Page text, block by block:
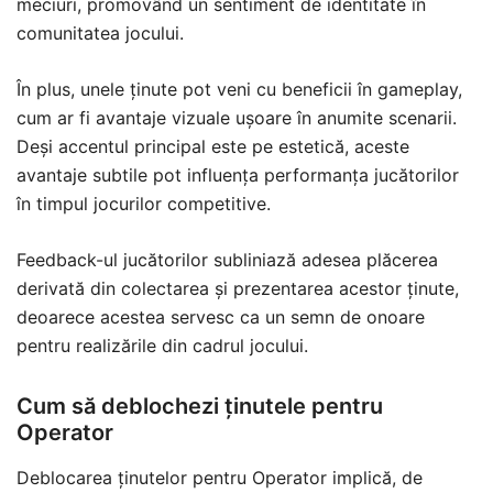
comunitatea jocului.
În plus, unele ținute pot veni cu beneficii în gameplay,
cum ar fi avantaje vizuale ușoare în anumite scenarii.
Deși accentul principal este pe estetică, aceste
avantaje subtile pot influența performanța jucătorilor
în timpul jocurilor competitive.
Feedback-ul jucătorilor subliniază adesea plăcerea
derivată din colectarea și prezentarea acestor ținute,
deoarece acestea servesc ca un semn de onoare
pentru realizările din cadrul jocului.
Cum să deblochezi ținutele pentru
Operator
Deblocarea ținutelor pentru Operator implică, de